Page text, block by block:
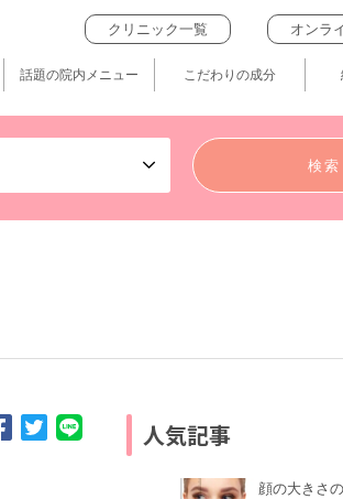
クリニック一覧 オンラ
話題の院内メニュー こだわりの成分
人気記事
顔の大きさ